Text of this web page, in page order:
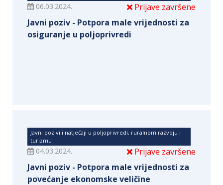
Prijave završene
06.03.2024.
Javni poziv - Potpora male vrijednosti za
osiguranje u poljoprivredi
Javni pozivi i natječaji u poljoprivredi, ruralnom razvoju i
turizmu
Prijave završene
04.03.2024.
Javni poziv - Potpora male vrijednosti za
povećanje ekonomske veličine